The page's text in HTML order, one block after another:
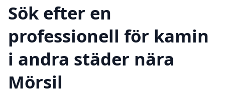
Sök efter en
professionell för kamin
i andra städer nära
Mörsil